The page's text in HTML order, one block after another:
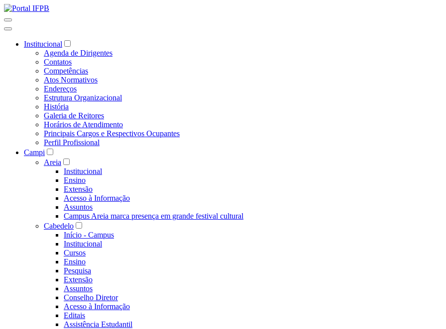
Institucional
Agenda de Dirigentes
Contatos
Competências
Atos Normativos
Endereços
Estrutura Organizacional
História
Galeria de Reitores
Horários de Atendimento
Principais Cargos e Respectivos Ocupantes
Perfil Profissional
Campi
Areia
Institucional
Ensino
Extensão
Acesso à Informação
Assuntos
Campus Areia marca presença em grande festival cultural
Cabedelo
Início - Campus
Institucional
Cursos
Ensino
Pesquisa
Extensão
Assuntos
Conselho Diretor
Acesso à Informação
Editais
Assistência Estudantil